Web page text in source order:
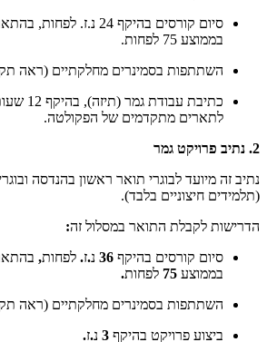
סיום קורסים בהיקף 24
בממוצע 75 לפחות.
השתתפות בסמינרים מחלקתיים (ראה
כתיבת
לתארים מתקדמים של הפקולטה.
2. נתיב פרויקט גמר
נתיב זה מיועד לבוגרי תואר ראשון בהנדסה
(תלמידים חיצוניים בלבד).
הדרישות לקבלת התואר במסלול זה:
סיום קורסים בהיקף 36 נ.ז. לפחות,
בממוצע 75 לפחות.
השתתפות בסמינרים מחלקתיים (ראה
ביצוע פרויקט בהיקף 3 נ.ז.